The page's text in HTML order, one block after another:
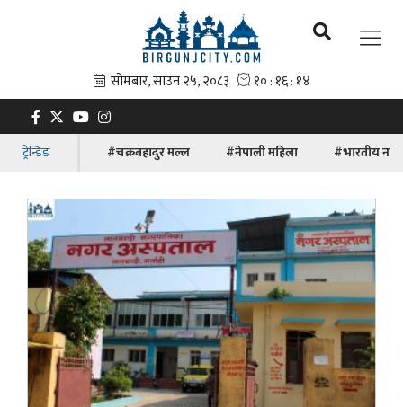
ट्रेन्डिङ #चक्रबहादुर मल्ल #नेपाली महिला #भारतीय